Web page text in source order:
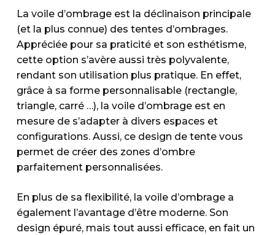
La voile d’ombrage est la déclinaison principale
(et la plus connue) des tentes d’ombrages.
Appréciée pour sa praticité et son esthétisme,
cette option s’avère aussi très polyvalente,
rendant son utilisation plus pratique. En effet,
grâce à sa forme personnalisable (rectangle,
triangle, carré …), la voile d’ombrage est en
mesure de s’adapter à divers espaces et
configurations. Aussi, ce design de tente vous
permet de créer des zones d’ombre
parfaitement personnalisées.
En plus de sa flexibilité, la voile d’ombrage a
également l’avantage d’être moderne. Son
design épuré, mais tout aussi efficace, en fait un